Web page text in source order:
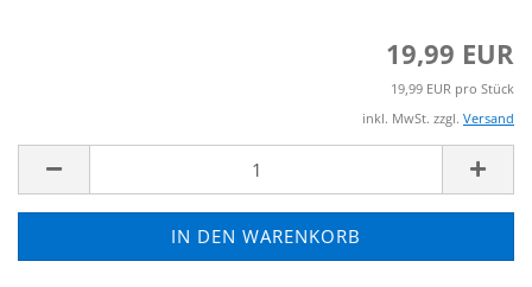
19,99 EUR
19,99 EUR pro Stück
inkl. MwSt. zzgl. Versand